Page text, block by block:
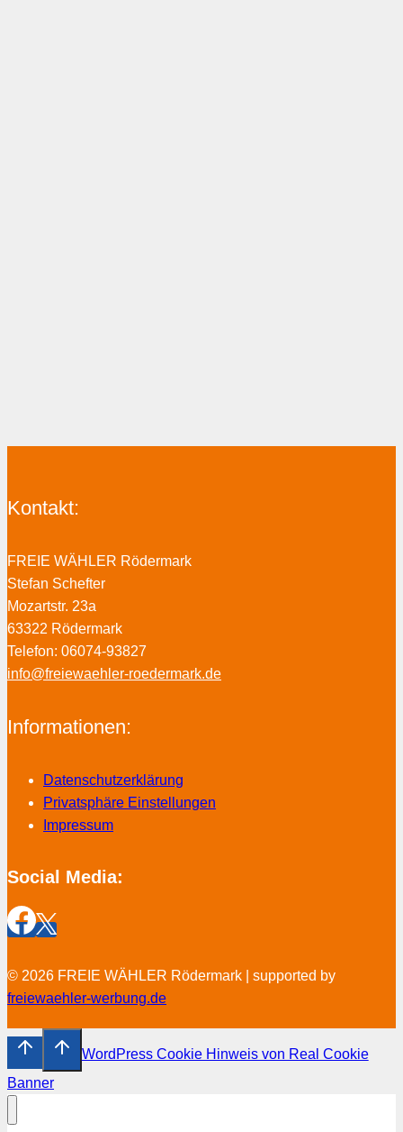
Kontakt:
FREIE WÄHLER Rödermark
Stefan Schefter
Mozartstr. 23a
63322 Rödermark
Telefon: 06074-93827
info@freiewaehler-roedermark.de
Informationen:
Datenschutzerklärung
Privatsphäre Einstellungen
Impressum
Social Media:
© 2026 FREIE WÄHLER Rödermark | supported by
freiewaehler-werbung.de
WordPress Cookie Hinweis von Real Cookie
Banner